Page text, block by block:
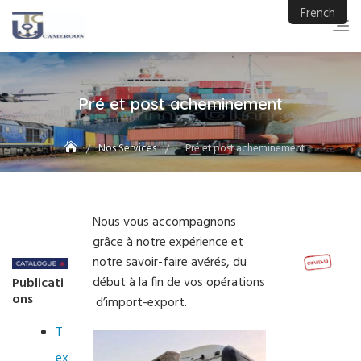
content
Pré et post acheminement
Nos Services Pré et post acheminement
Publicati
ons
T
Nous vous accompagnons
grâce à notre expérience et
notre savoir-faire avérés, du
début à la fin de vos opérations
d’import-export.
French